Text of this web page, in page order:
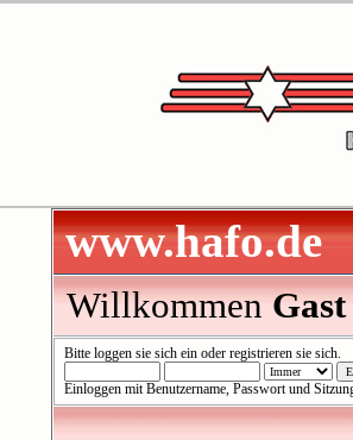
www.hafo.de
WillkommenGast
Bitte loggen sie sich einoder registrieren sie sich.
Einloggen mit Benutzername, Passwort und